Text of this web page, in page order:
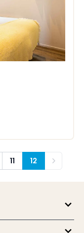
11 12 Nächste